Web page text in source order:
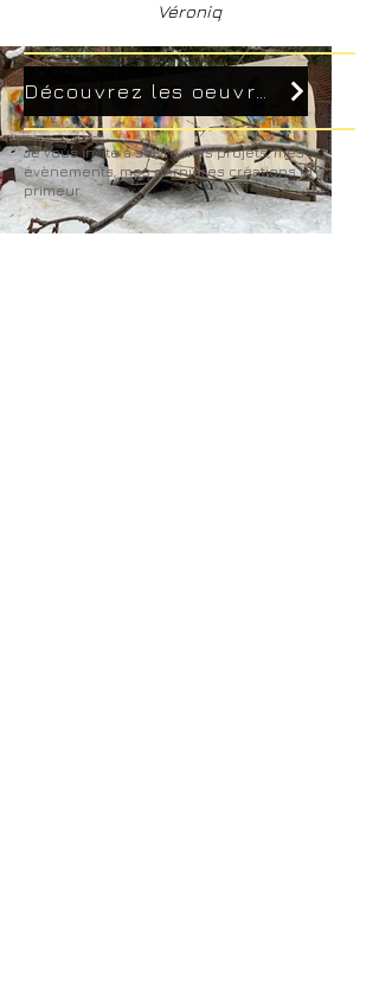
Véroniq
Découvrez les oeuvres disponibles - Section Les Collections
Je vous invite à suivre mes projets, mes
évènements, mes dernières créations en
primeur.